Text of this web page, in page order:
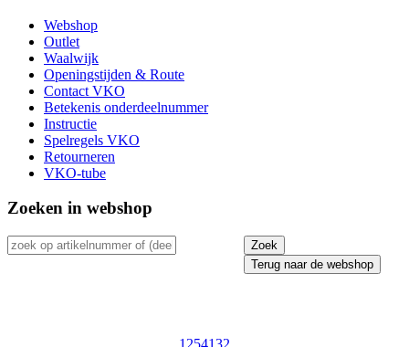
Webshop
Outlet
Waalwijk
Openingstijden & Route
Contact VKO
Betekenis onderdeelnummer
Instructie
Spelregels VKO
Retourneren
VKO-tube
Zoeken in webshop
Terug naar de webshop
1254132